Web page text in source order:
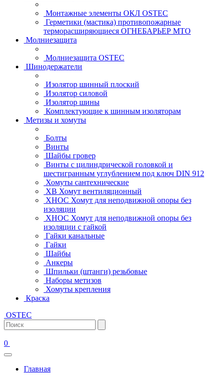
Монтажные элементы ОКЛ OSTEC
Герметики (мастика) противопожарные
терморасширяющиеся ОГНЕБАРЬЕР МТО
Молниезащита
Молниезащита OSTEC
Шинодержатели
Изолятор шинный плоский
Изолятор силовой
Изолятор шины
Комплектующие к шинным изоляторам
Метизы и хомуты
Болты
Винты
Шайбы гровер
Винты с цилиндрической головкой и
шестигранным углублением под ключ DIN 912
Хомуты сантехнические
ХВ Хомут вентиляционный
ХНОС Хомут для неподвижной опоры без
изоляции
ХНОС Хомут для неподвижной опоры без
изоляции с гайкой
Гайки канальные
Гайки
Шайбы
Анкеры
Шпильки (штанги) резьбовые
Наборы метизов
Хомуты крепления
Краска
OSTEC
0
Главная